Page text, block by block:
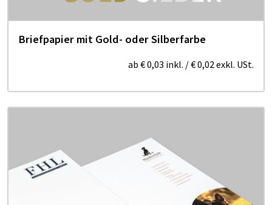
Briefpapier mit Gold- oder Silberfarbe
ab € 0,03 inkl. /€ 0,02exkl. USt.